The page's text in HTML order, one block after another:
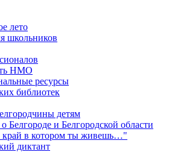
лето
школьников
НМО
ресурсы
библиотек
детям
Белгороде и Белгородской области
край в котором ты живешь…"
диктант